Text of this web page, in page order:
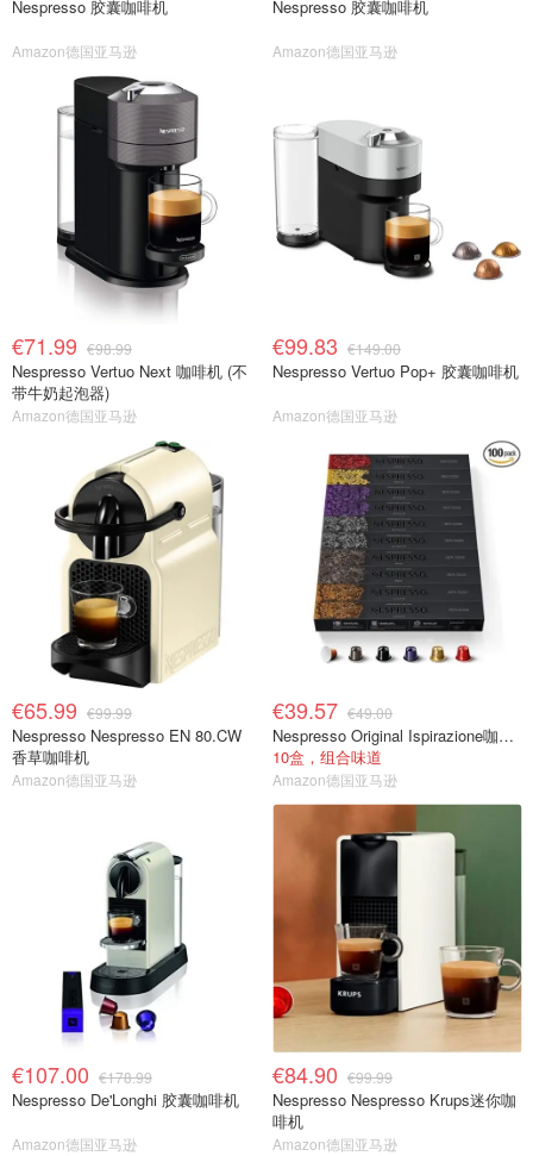
Nespresso 胶囊咖啡机
Amazon德国亚马逊
Nespresso 胶囊咖啡机
Amazon德国亚马逊
€71.99 €98.99
Nespresso Vertuo Next 咖啡机 (不
带牛奶起泡器)
Amazon德国亚马逊
€99.83 €149.00
Nespresso Vertuo Pop+ 胶囊咖啡机
Amazon德国亚马逊
€65.99 €99.99
Nespresso Nespresso EN 80.CW
香草咖啡机
Amazon德国亚马逊
€39.57 €49.00
Nespresso Original Ispirazione咖啡胶囊
10盒，组合味道
Amazon德国亚马逊
€107.00 €178.99
Nespresso De'Longhi 胶囊咖啡机
Amazon德国亚马逊
€84.90 €99.99
Nespresso Nespresso Krups迷你咖
啡机
Amazon德国亚马逊